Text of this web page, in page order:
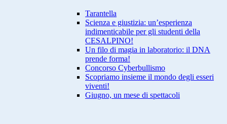
Tarantella
Scienza e giustizia: un’esperienza
indimenticabile per gli studenti della
CESALPINO!
Un filo di magia in laboratorio: il DNA
prende forma!
Concorso Cyberbullismo
Scopriamo insieme il mondo degli esseri
viventi!
Giugno, un mese di spettacoli